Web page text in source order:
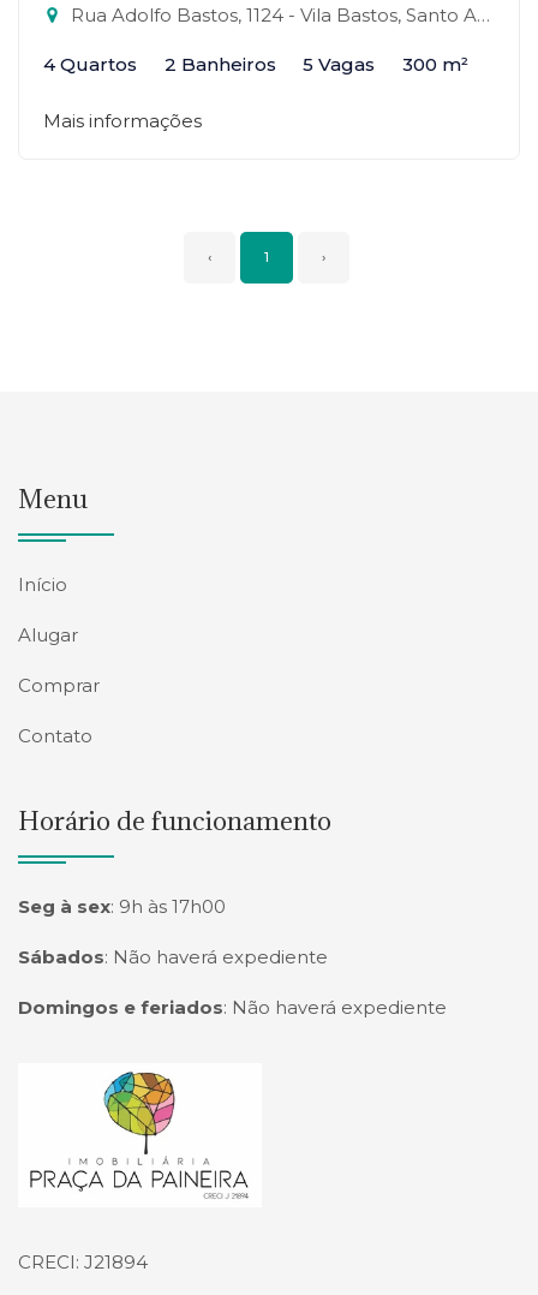
Rua Adolfo Bastos, 1124 - Vila Bastos, Santo André-SP
4 Quartos 2 Banheiros 5 Vagas 300 m²
Mais informações
‹ 1 ›
Menu
Início
Alugar
Comprar
Contato
Horário de funcionamento
Seg à sex: 9h às 17h00
Sábados: Não haverá expediente
Domingos e feriados: Não haverá expediente
Página inicial
CRECI: J21894